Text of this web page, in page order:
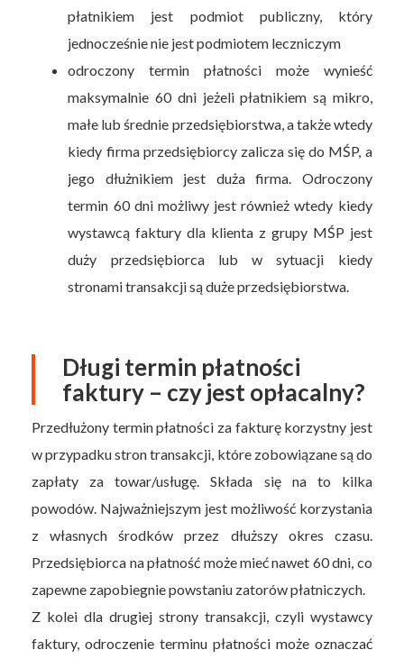
płatnikiem jest podmiot publiczny, który
jednocześnie nie jest podmiotem leczniczym
odroczony termin płatności może wynieść
maksymalnie 60 dni jeżeli płatnikiem są mikro,
małe lub średnie przedsiębiorstwa, a także wtedy
kiedy firma przedsiębiorcy zalicza się do MŚP, a
jego dłużnikiem jest duża firma. Odroczony
termin 60 dni możliwy jest również wtedy kiedy
wystawcą faktury dla klienta z grupy MŚP jest
duży przedsiębiorca lub w sytuacji kiedy
stronami transakcji są duże przedsiębiorstwa.
Długi termin płatności
faktury – czy jest opłacalny?
Przedłużony termin płatności za fakturę korzystny jest
w przypadku stron transakcji, które zobowiązane są do
zapłaty za towar/usługę. Składa się na to kilka
powodów. Najważniejszym jest możliwość korzystania
z własnych środków przez dłuższy okres czasu.
Przedsiębiorca na płatność może mieć nawet 60 dni, co
zapewne zapobiegnie powstaniu zatorów płatniczych.
Z kolei dla drugiej strony transakcji, czyli wystawcy
faktury, odroczenie terminu płatności może oznaczać